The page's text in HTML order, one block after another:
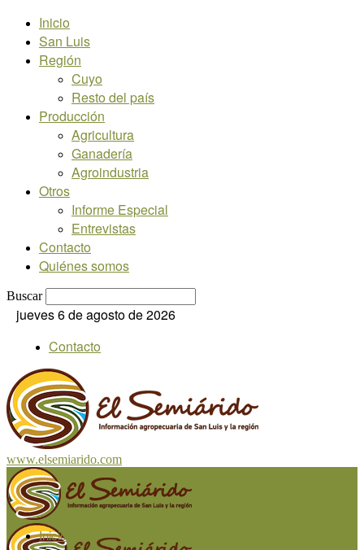
Inicio
San Luis
Región
Cuyo
Resto del país
Producción
Agricultura
Ganadería
Agroindustria
Otros
Informe Especial
Entrevistas
Contacto
Quiénes somos
Buscar
jueves 6 de agosto de 2026
Contacto
www.elsemiarido.com
Inicio